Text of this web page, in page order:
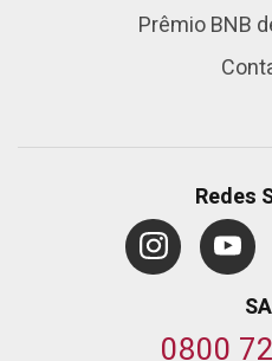
Prêmio BNB
Redes
0800